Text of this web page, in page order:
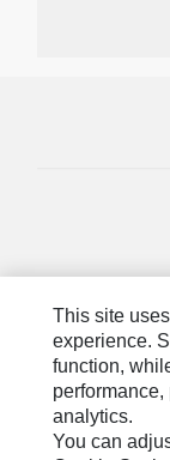
This site
experience.
function,
analytics.
You can